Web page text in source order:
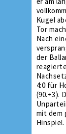
Kugel
Tor
Nach
der
4:0 für
(90.+3).
mit dem
Hinspiel.